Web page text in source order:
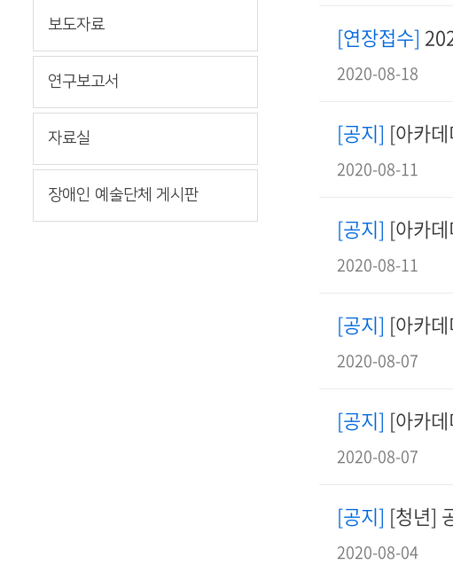
보도자료
연구보고서
자료실
장애인 예술단체 게시판
[연장접수]
2020-08-18
[공지] [아카
2020-08-11
[공지] [아카
2020-08-11
[공지] [아카
2020-08-07
[공지] [아카
2020-08-07
[공지] [청년]
2020-08-04